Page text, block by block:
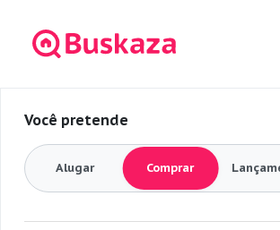
Você pretende
Alugar Comprar